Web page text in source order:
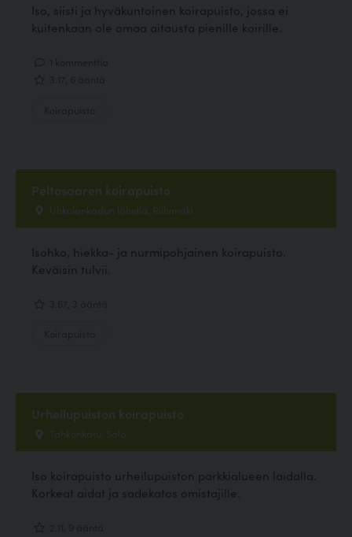
Iso, siisti ja hyväkuntoinen koirapuisto, jossa ei
kuitenkaan ole omaa aitausta pienille koirille.
Peltosaaren koirapuisto
Uhkolankadun lähellä, Riihimäki
Isohko, hiekka- ja nurmipohjainen koirapuisto.
Keväisin tulvii.
Urheilupuiston koirapuisto
Tahkonkatu, Salo
Iso koirapuisto urheilupuiston parkkialueen laidalla.
Korkeat aidat ja sadekatos omistajille.